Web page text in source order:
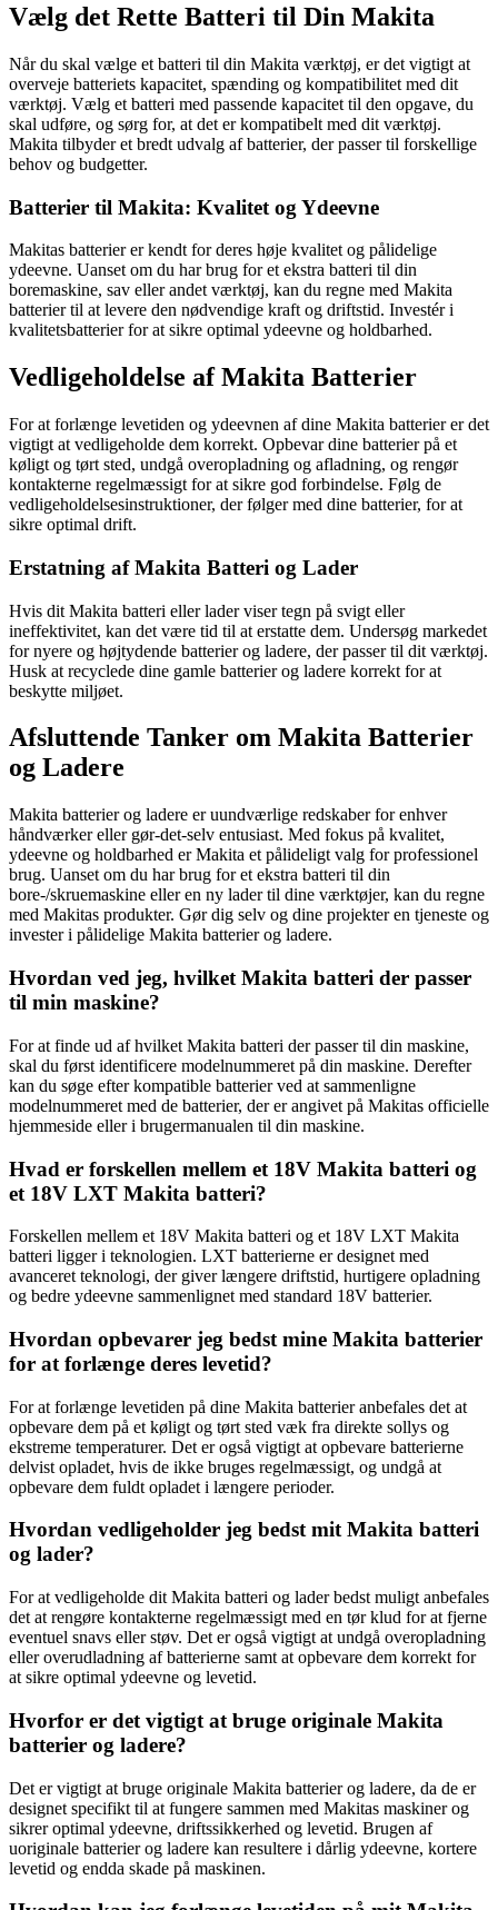
Vælg det Rette Batteri til Din Makita
Når du skal vælge et batteri til din Makita værktøj, er det vigtigt at
overveje batteriets kapacitet, spænding og kompatibilitet med dit
værktøj. Vælg et batteri med passende kapacitet til den opgave, du
skal udføre, og sørg for, at det er kompatibelt med dit værktøj.
Makita tilbyder et bredt udvalg af batterier, der passer til forskellige
behov og budgetter.
Batterier til Makita: Kvalitet og Ydeevne
Makitas batterier er kendt for deres høje kvalitet og pålidelige
ydeevne. Uanset om du har brug for et ekstra batteri til din
boremaskine, sav eller andet værktøj, kan du regne med Makita
batterier til at levere den nødvendige kraft og driftstid. Investér i
kvalitetsbatterier for at sikre optimal ydeevne og holdbarhed.
Vedligeholdelse af Makita Batterier
For at forlænge levetiden og ydeevnen af dine Makita batterier er det
vigtigt at vedligeholde dem korrekt. Opbevar dine batterier på et
køligt og tørt sted, undgå overopladning og afladning, og rengør
kontakterne regelmæssigt for at sikre god forbindelse. Følg de
vedligeholdelsesinstruktioner, der følger med dine batterier, for at
sikre optimal drift.
Erstatning af Makita Batteri og Lader
Hvis dit Makita batteri eller lader viser tegn på svigt eller
ineffektivitet, kan det være tid til at erstatte dem. Undersøg markedet
for nyere og højtydende batterier og ladere, der passer til dit værktøj.
Husk at recyclede dine gamle batterier og ladere korrekt for at
beskytte miljøet.
Afsluttende Tanker om Makita Batterier
og Ladere
Makita batterier og ladere er uundværlige redskaber for enhver
håndværker eller gør-det-selv entusiast. Med fokus på kvalitet,
ydeevne og holdbarhed er Makita et pålideligt valg for professionel
brug. Uanset om du har brug for et ekstra batteri til din
bore-/skruemaskine eller en ny lader til dine værktøjer, kan du regne
med Makitas produkter. Gør dig selv og dine projekter en tjeneste og
invester i pålidelige Makita batterier og ladere.
Hvordan ved jeg, hvilket Makita batteri der passer
til min maskine?
For at finde ud af hvilket Makita batteri der passer til din maskine,
skal du først identificere modelnummeret på din maskine. Derefter
kan du søge efter kompatible batterier ved at sammenligne
modelnummeret med de batterier, der er angivet på Makitas officielle
hjemmeside eller i brugermanualen til din maskine.
Hvad er forskellen mellem et 18V Makita batteri og
et 18V LXT Makita batteri?
Forskellen mellem et 18V Makita batteri og et 18V LXT Makita
batteri ligger i teknologien. LXT batterierne er designet med
avanceret teknologi, der giver længere driftstid, hurtigere opladning
og bedre ydeevne sammenlignet med standard 18V batterier.
Hvordan opbevarer jeg bedst mine Makita batterier
for at forlænge deres levetid?
For at forlænge levetiden på dine Makita batterier anbefales det at
opbevare dem på et køligt og tørt sted væk fra direkte sollys og
ekstreme temperaturer. Det er også vigtigt at opbevare batterierne
delvist opladet, hvis de ikke bruges regelmæssigt, og undgå at
opbevare dem fuldt opladet i længere perioder.
Hvordan vedligeholder jeg bedst mit Makita batteri
og lader?
For at vedligeholde dit Makita batteri og lader bedst muligt anbefales
det at rengøre kontakterne regelmæssigt med en tør klud for at fjerne
eventuel snavs eller støv. Det er også vigtigt at undgå overopladning
eller overudladning af batterierne samt at opbevare dem korrekt for
at sikre optimal ydeevne og levetid.
Hvorfor er det vigtigt at bruge originale Makita
batterier og ladere?
Det er vigtigt at bruge originale Makita batterier og ladere, da de er
designet specifikt til at fungere sammen med Makitas maskiner og
sikrer optimal ydeevne, driftssikkerhed og levetid. Brugen af
uoriginale batterier og ladere kan resultere i dårlig ydeevne, kortere
levetid og endda skade på maskinen.